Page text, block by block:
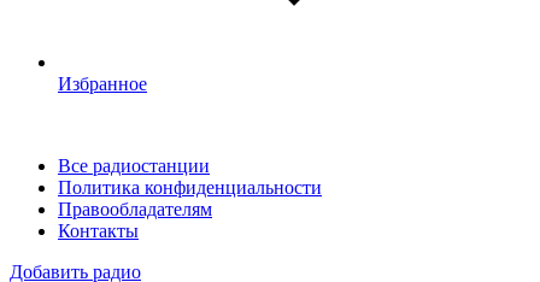
Избранное
Все радиостанции
Политика конфиденциальности
Правообладателям
Контакты
Добавить радио